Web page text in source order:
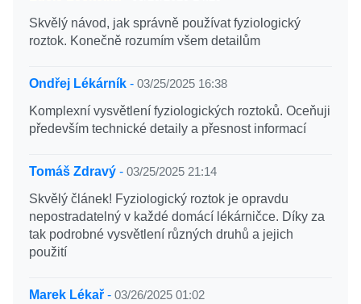
Skvělý návod, jak správně používat fyziologický
roztok. Konečně rozumím všem detailům
Ondřej Lékárník - 03/25/2025 16:38
Komplexní vysvětlení fyziologických roztoků. Oceňuji
především technické detaily a přesnost informací
Tomáš Zdravý - 03/25/2025 21:14
Skvělý článek! Fyziologický roztok je opravdu
nepostradatelný v každé domácí lékárničce. Díky za
tak podrobné vysvětlení různých druhů a jejich
použití
Marek Lékař - 03/26/2025 01:02